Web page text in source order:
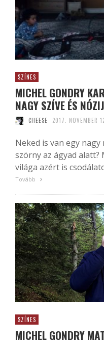
SZÍNES
MICHEL GONDRY
NAGY SZÍVE ÉS
CHEESE 2017. NOVEMBER
Neked is van egy
szörny az ágyad alatt?
világa azért is
Tovább
SZÍNES
MICHEL GONDRY